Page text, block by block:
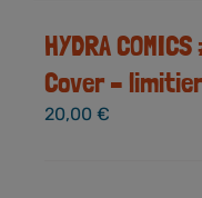
HYDRA
Cover –
20,00 €